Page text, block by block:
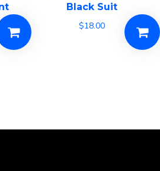
Black Suit
$18.00